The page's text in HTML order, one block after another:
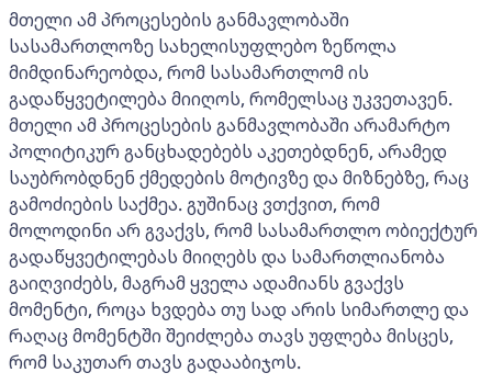
მთელი ამ პროცესების განმავლობაში
სასამართლოზე სახელისუფლებო ზეწოლა
მიმდინარეობდა, რომ სასამართლომ ის
გადაწყვეტილება მიიღოს, რომელსაც უკვეთავენ.
მთელი ამ პროცესების განმავლობაში არამარტო
პოლიტიკურ განცხადებებს აკეთებდნენ, არამედ
საუბრობდნენ ქმედების მოტივზე და მიზნებზე, რაც
გამოძიების საქმეა. გუშინაც ვთქვით, რომ
მოლოდინი არ გვაქვს, რომ სასამართლო ობიექტურ
გადაწყვეტილებას მიიღებს და სამართლიანობა
გაიღვიძებს, მაგრამ ყველა ადამიანს გვაქვს
მომენტი, როცა ხვდება თუ სად არის სიმართლე და
რაღაც მომენტში შეიძლება თავს უფლება მისცეს,
რომ საკუთარ თავს გადააბიჯოს.